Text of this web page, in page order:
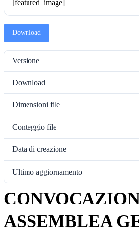
[featured_image]
Download
Versione
Download
Dimensioni file
Conteggio file
Data di creazione
Ultimo aggiornamento
ASSEMBLEA